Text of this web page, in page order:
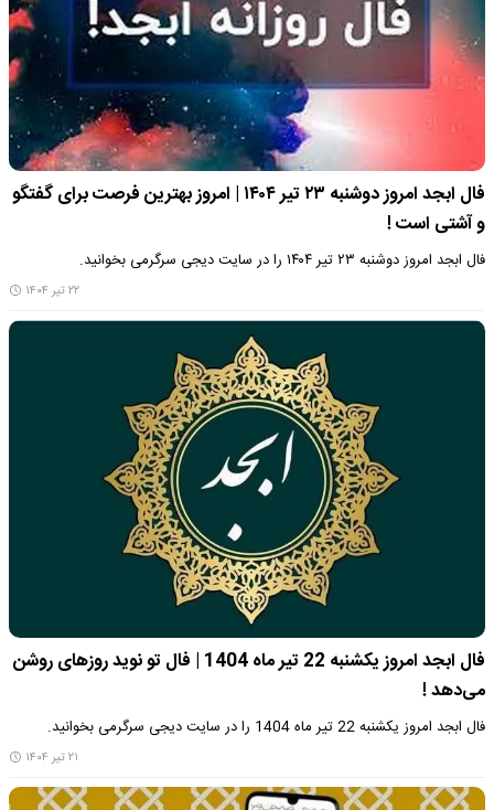
فال ابجد امروز دوشنبه ۲۳ تیر ۱۴۰۴ | امروز بهترین فرصت برای گفتگو
و آشتی است !
فال ابجد امروز دوشنبه ۲۳ تیر ۱۴۰۴ را در سایت دیجی سرگرمی بخوانید.
۲۲ تیر ۱۴۰۴
فال ابجد امروز یکشنبه 22 تیر ماه 1404 | فال تو نوید روزهای روشن
می‌دهد !
فال ابجد امروز یکشنبه 22 تیر ماه 1404 را در سایت دیجی سرگرمی بخوانید.
۲۱ تیر ۱۴۰۴